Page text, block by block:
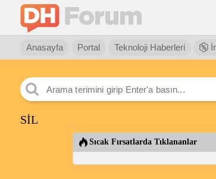
Anasayfa Portal Teknoloji Haberleri
SİL
Sıcak Fırsatlarda Tıklananlar